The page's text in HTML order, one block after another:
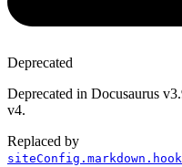
Deprecated
Deprecated in Docusaurus
v4.
Replaced by